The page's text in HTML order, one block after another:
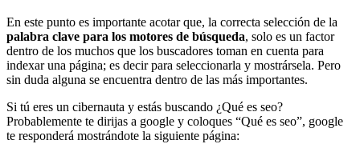
En este punto es importante acotar que, la correcta selección de la
palabra clave para los motores de búsqueda, solo es un factor
dentro de los muchos que los buscadores toman en cuenta para
indexar una página; es decir para seleccionarla y mostrársela. Pero
sin duda alguna se encuentra dentro de las más importantes.
Si tú eres un cibernauta y estás buscando ¿Qué es seo?
Probablemente te dirijas a google y coloques “Qué es seo”, google
te responderá mostrándote la siguiente página: